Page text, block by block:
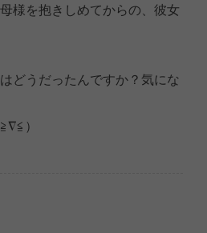
様を抱きしめてからの、彼女
どうだったんですか？気にな
）